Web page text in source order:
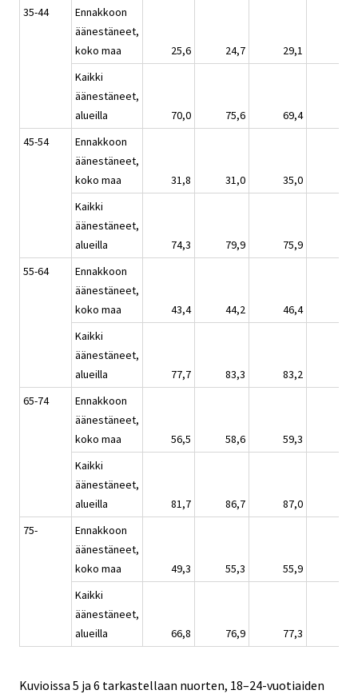
35-44
Ennakkoon
äänestäneet,
koko maa
25,6 24,7 29,1
Kaikki
äänestäneet,
alueilla
70,0 75,6 69,4
45-54
Ennakkoon
äänestäneet,
koko maa
31,8 31,0 35,0
Kaikki
äänestäneet,
alueilla
74,3 79,9 75,9
55-64
Ennakkoon
äänestäneet,
koko maa
43,4 44,2 46,4
Kaikki
äänestäneet,
alueilla
77,7 83,3 83,2
65-74
Ennakkoon
äänestäneet,
koko maa
56,5 58,6 59,3
Kaikki
äänestäneet,
alueilla
81,7 86,7 87,0
75-
Ennakkoon
äänestäneet,
koko maa
49,3 55,3 55,9
Kaikki
äänestäneet,
alueilla
66,8 76,9 77,3
Kuvioissa 5 ja 6 tarkastellaan nuorten, 18–24-vuotiaiden